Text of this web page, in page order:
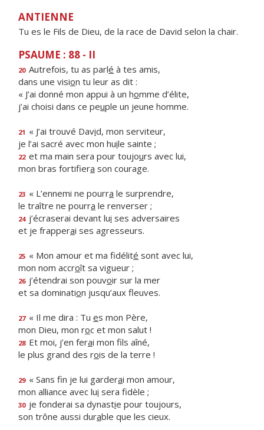
ANTIENNE
Tu es le Fils de Dieu, de la race de David selon la chair.
PSAUME : 88 - II
20 Autrefois, tu as parlé à tes amis,
dans une vision tu leur as dit :
« J’ai donné mon appui à un homme d’élite,
j’ai choisi dans ce peuple un jeune homme.
21 « J’ai trouvé David, mon serviteur,
je l’ai sacré avec mon huile sainte ;
22 et ma main sera pour toujours avec lui,
mon bras fortifiera son courage.
23 « L’ennemi ne pourra le surprendre,
le traître ne pourra le renverser ;
24 j’écraserai devant lui ses adversaires
et je frapperai ses agresseurs.
25 « Mon amour et ma fidélité sont avec lui,
mon nom accroît sa vigueur ;
26 j’étendrai son pouvoir sur la mer
et sa domination jusqu’aux fleuves.
27 « Il me dira : Tu es mon Père,
mon Dieu, mon roc et mon salut !
28 Et moi, j’en ferai mon fils aîné,
le plus grand des rois de la terre !
29 « Sans fin je lui garderai mon amour,
mon alliance avec lui sera fidèle ;
30 je fonderai sa dynastie pour toujours,
son trône aussi durable que les cieux.